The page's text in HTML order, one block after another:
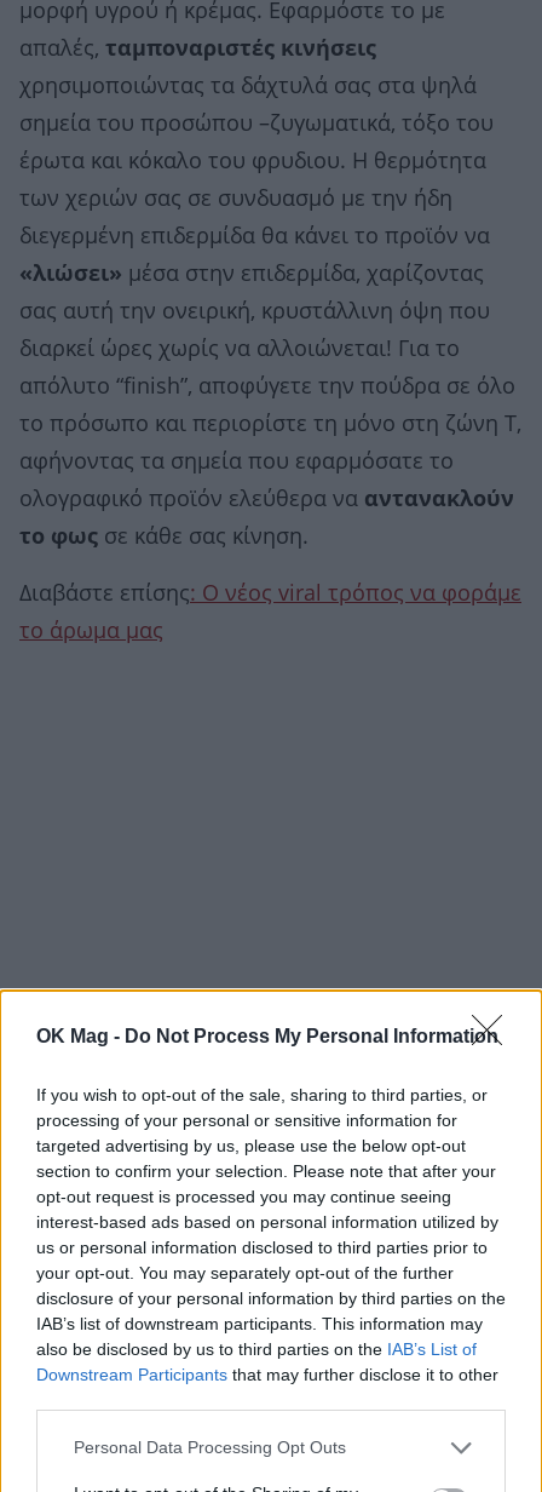
OK Mag - Do Not Process My Personal Information
If you wish to opt-out of the sale, sharing to third parties, or
processing of your personal or sensitive information for
targeted advertising by us, please use the below opt-out
section to confirm your selection. Please note that after your
opt-out request is processed you may continue seeing
interest-based ads based on personal information utilized by
us or personal information disclosed to third parties prior to
your opt-out. You may separately opt-out of the further
disclosure of your personal information by third parties on the
IAB’s list of downstream participants. This information may
also be disclosed by us to third parties on the IAB’s List of
Downstream Participants that may further disclose it to other
Personal Data Processing Opt Outs
μορφή υγρού ή κρέμας. Εφαρμόστε το με
απαλές, ταμποναριστές κινήσεις
χρησιμοποιώντας τα δάχτυλά σας στα ψηλά
σημεία του προσώπου –ζυγωματικά, τόξο του
έρωτα και κόκαλο του φρυδιου. Η θερμότητα
των χεριών σας σε συνδυασμό με την ήδη
διεγερμένη επιδερμίδα θα κάνει το προϊόν να
«λιώσει» μέσα στην επιδερμίδα, χαρίζοντας
σας αυτή την ονειρική, κρυστάλλινη όψη που
διαρκεί ώρες χωρίς να αλλοιώνεται! Για το
απόλυτο “finish”, αποφύγετε την πούδρα σε όλο
το πρόσωπο και περιορίστε τη μόνο στη ζώνη Τ,
αφήνοντας τα σημεία που εφαρμόσατε το
ολογραφικό προϊόν ελεύθερα να αντανακλούν
το φως σε κάθε σας κίνηση.
Διαβάστε επίσης: Ο νέος viral τρόπος να φοράμε
το άρωμα μας